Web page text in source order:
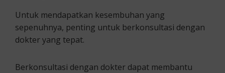
Untuk mendapatkan kesembuhan yang
sepenuhnya, penting untuk berkonsultasi dengan
dokter yang tepat.
Berkonsultasi dengan dokter dapat membantu